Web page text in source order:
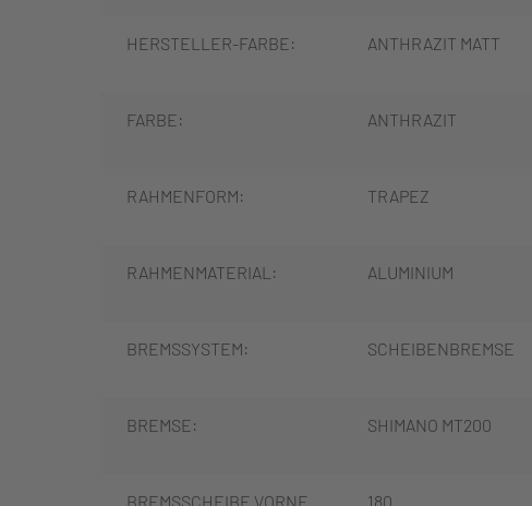
HERSTELLER-FARBE: ANTHRAZIT MATT
FARBE: ANTHRAZIT
RAHMENFORM: TRAPEZ
RAHMENMATERIAL: ALUMINIUM
BREMSSYSTEM: SCHEIBENBREMSE
BREMSE: SHIMANO MT200
BREMSSCHEIBE VORNE
180